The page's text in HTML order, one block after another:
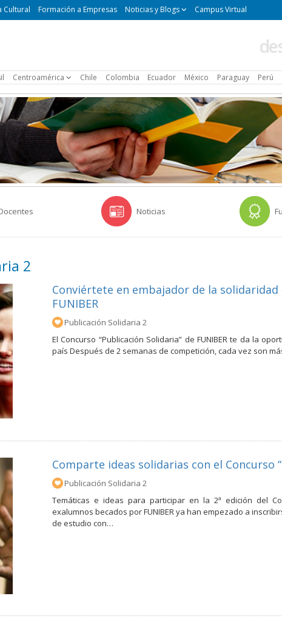
Cultural Formación a Empresas Noticias y Blogs Campus Virtual
Centroamérica Chile Colombia Ecuador México Paraguay Perú
Noticias
2
Conviértete en embajador de la solidaridad
FUNIBER
Publicación Solidaria 2
El Concurso “Publicación Solidaria” de FUNIBER te da la
país Después de 2 semanas de competición, cada vez son
Comparte ideas solidarias con el Concurso
Publicación Solidaria 2
Temáticas e ideas para participar en la 2ª edición del
exalumnos becados por FUNIBER ya han empezado a
de estudio con…